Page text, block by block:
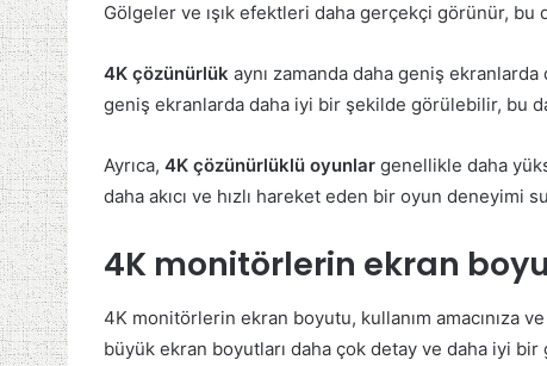
Gölgeler ve ışık efektleri daha gerçekçi görünür,
4K çözünürlük aynı zamanda daha geniş
geniş ekranlarda daha iyi bir şekilde görülebilir, bu
Ayrıca, 4K çözünürlüklü oyunlar genellikle daha
daha akıcı ve hızlı hareket eden bir oyun deneyimi
4K monitörlerin ekran
4K monitörlerin ekran boyutu, kullanım amacınıza
büyük ekran boyutları daha çok detay ve daha iyi